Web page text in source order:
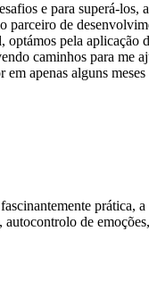
e para superá-
parceiro de
pela
caminhos para
apenas alguns
prática,
de